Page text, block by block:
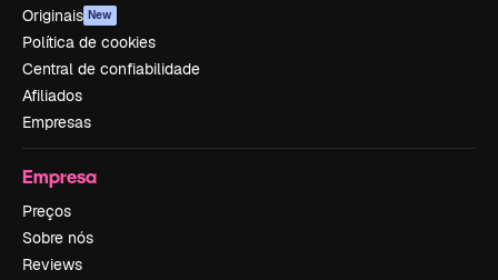
Originais New
Política de cookies
Central de confiabilidade
Afiliados
Empresas
Empresa
Preços
Sobre nós
Reviews